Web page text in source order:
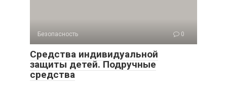
Безопасность 0
Средства индивидуальной
защиты детей. Подручные
средства